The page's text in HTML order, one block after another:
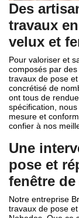
Des
travaux
velux et
Pour valoriser et
composés par
travaux de pose
concrétisé de
ont tous de
spécification,
mesure et
confier à nos
Une
pose et
fenêtre
Notre entreprise
travaux de pose